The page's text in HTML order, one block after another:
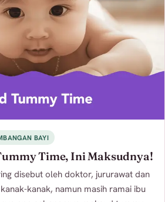
BAYI
Time, Ini Maksudnya!
disebut oleh doktor, jururawat dan
kanak, namun masih ramai ibu